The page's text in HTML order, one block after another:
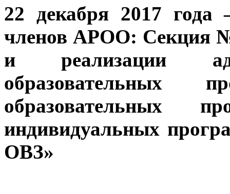
22 декабря 2017 года
членов АРОО: Секция
и реализации
образовательных
образовательных
индивидуальных
ОВЗ»